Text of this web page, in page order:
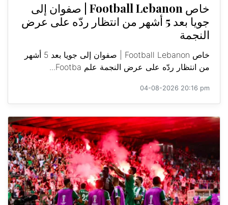
خاص Football Lebanon | صفوان إلى
جويا بعد 5 أشهر من انتظار ردّه على عرض
النجمة
خاص Football Lebanon | صفوان إلى جويا بعد 5 أشهر
من انتظار ردّه على عرض النجمة علم Footba...
04-08-2026 20:16 pm